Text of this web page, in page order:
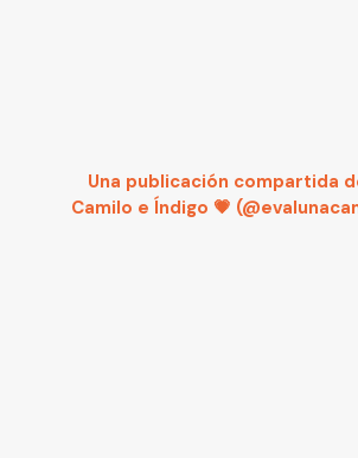
Una publicación compartida
Camilo e Índigo 💗